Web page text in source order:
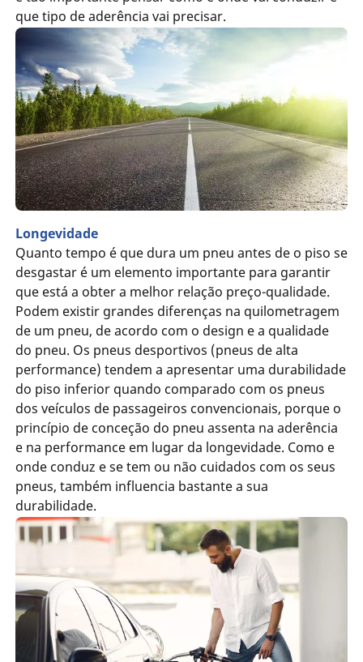
que tipo de aderência vai precisar.
Longevidade
Quanto tempo é que dura um pneu antes de o piso se
desgastar é um elemento importante para garantir
que está a obter a melhor relação preço-qualidade.
Podem existir grandes diferenças na quilometragem
de um pneu, de acordo com o design e a qualidade
do pneu. Os pneus desportivos (pneus de alta
performance) tendem a apresentar uma durabilidade
do piso inferior quando comparado com os pneus
dos veículos de passageiros convencionais, porque o
princípio de conceção do pneu assenta na aderência
e na performance em lugar da longevidade. Como e
onde conduz e se tem ou não cuidados com os seus
pneus, também influencia bastante a sua
durabilidade.